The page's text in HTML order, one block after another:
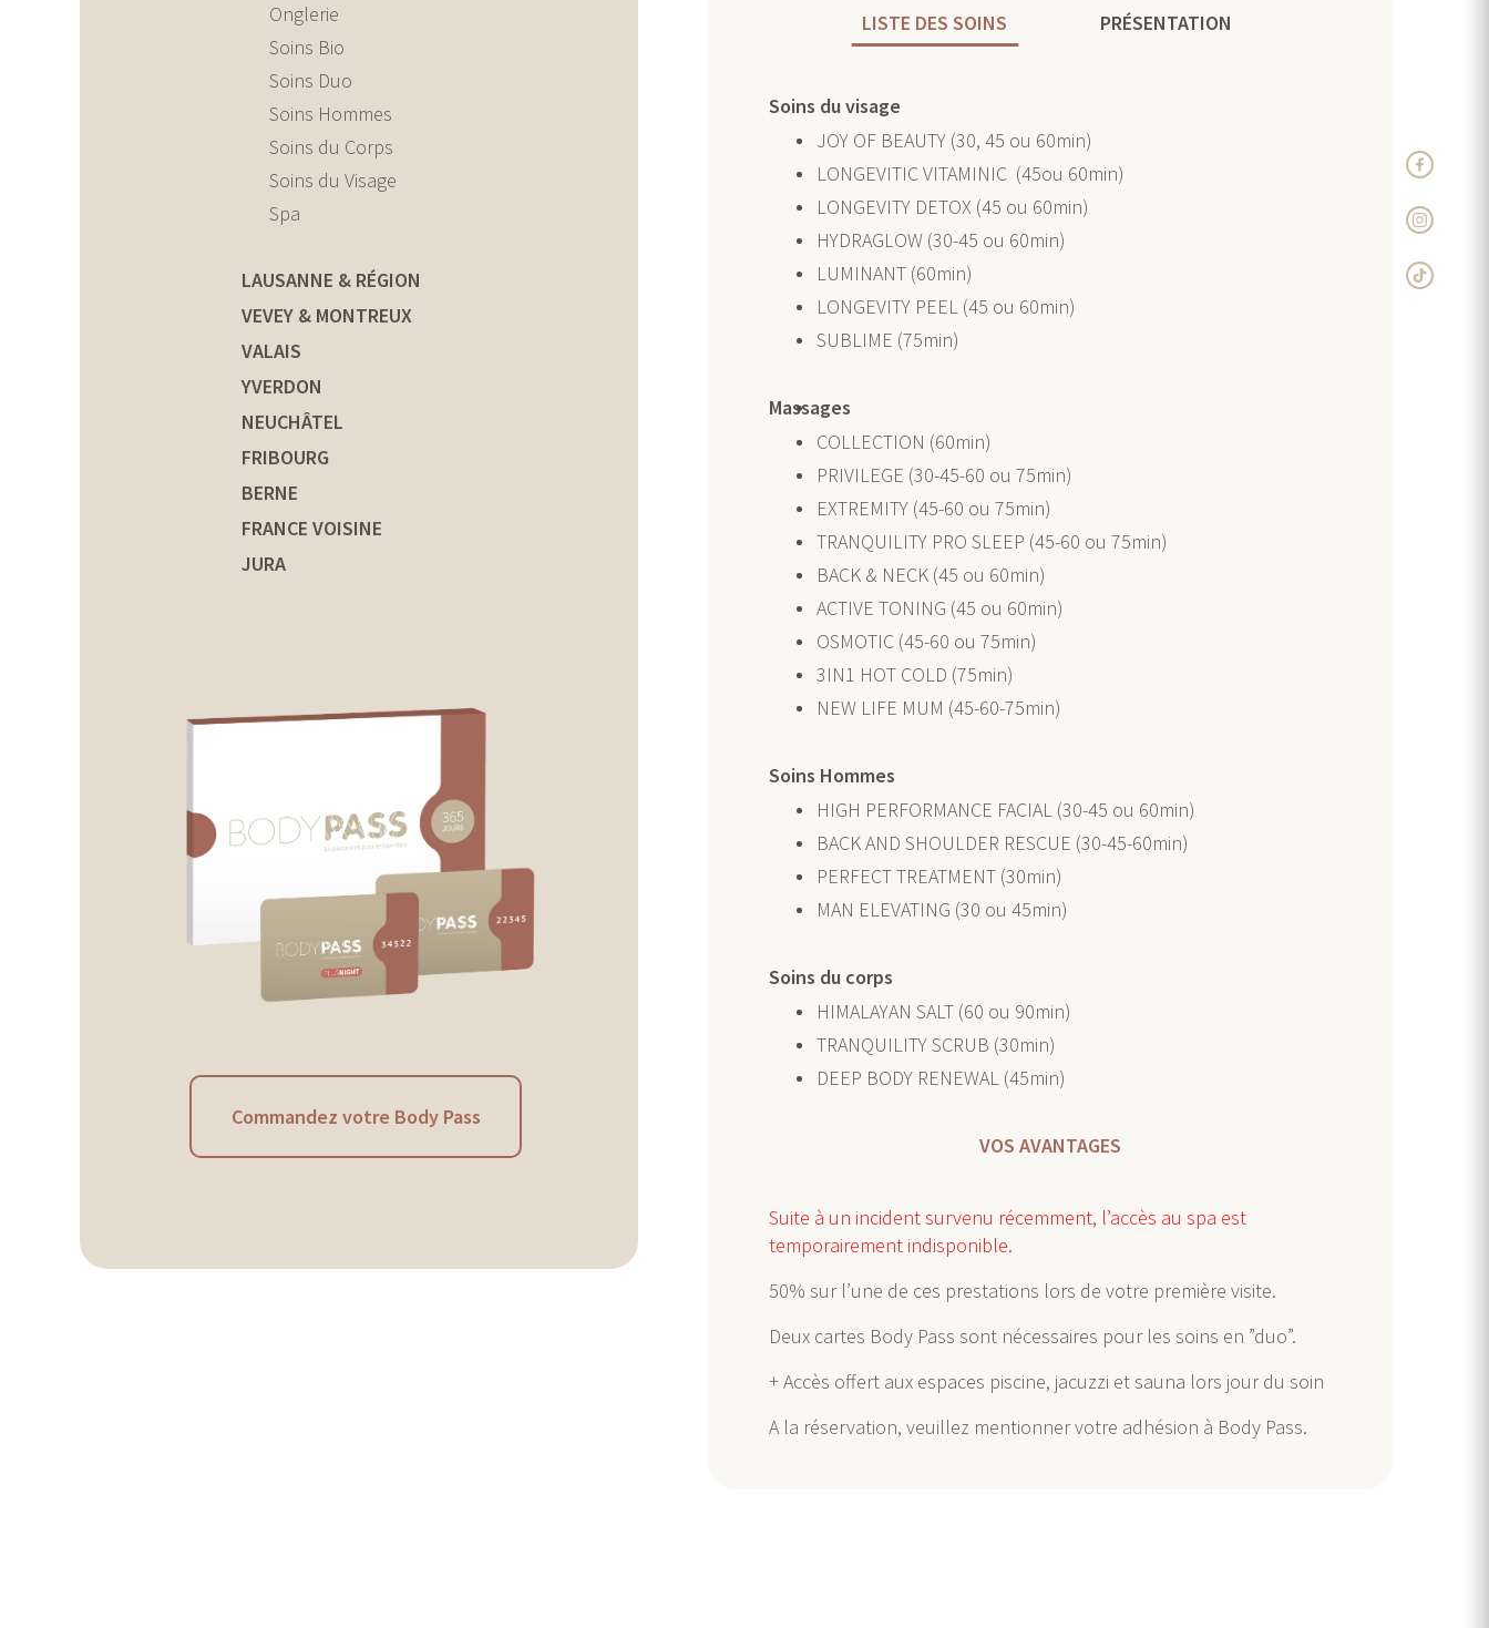
Onglerie
Soins Bio
Soins Duo
Soins Hommes
Soins du Corps
Soins du Visage
Spa
LAUSANNE & RÉGION
VEVEY & MONTREUX
VALAIS
YVERDON
NEUCHÂTEL
FRIBOURG
BERNE
FRANCE VOISINE
JURA
Commandez votre Body Pass
LISTE DES SOINS PRÉSENTATION
Soins du visage
JOY OF BEAUTY (30, 45 ou 60min)
LONGEVITIC VITAMINIC (45ou 60min)
LONGEVITY DETOX (45 ou 60min)
HYDRAGLOW (30-45 ou 60min)
LUMINANT (60min)
LONGEVITY PEEL (45 ou 60min)
SUBLIME (75min)
Massages
COLLECTION (60min)
PRIVILEGE (30-45-60 ou 75min)
EXTREMITY (45-60 ou 75min)
TRANQUILITY PRO SLEEP (45-60 ou 75min)
BACK & NECK (45 ou 60min)
ACTIVE TONING (45 ou 60min)
OSMOTIC (45-60 ou 75min)
3IN1 HOT COLD (75min)
NEW LIFE MUM (45-60-75min)
Soins Hommes
HIGH PERFORMANCE FACIAL (30-45 ou 60min)
BACK AND SHOULDER RESCUE (30-45-60min)
PERFECT TREATMENT (30min)
MAN ELEVATING (30 ou 45min)
Soins du corps
HIMALAYAN SALT (60 ou 90min)
TRANQUILITY SCRUB (30min)
DEEP BODY RENEWAL (45min)
VOS AVANTAGES
Suite à un incident survenu récemment, l’accès au spa est
temporairement indisponible.
50% sur l’une de ces prestations lors de votre première visite.
Deux cartes Body Pass sont nécessaires pour les soins en ”duo”.
+ Accès offert aux espaces piscine, jacuzzi et sauna lors jour du soin
A la réservation, veuillez mentionner votre adhésion à Body Pass.